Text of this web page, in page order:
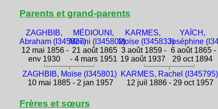
Parents et grand-parents
ZAGHBIB,
Abraham (I345827)
12 mai 1856 -
env 1930
MÉDIOUNI,
Mouni (I345802)
21 août 1865
- 4 mars 1951
KARMES,
Moïse (I345833)
3 août 1859 -
19 août 1937
YAÏCH,
Joséphine
6 août 1865 -
29 oct 1894
ZAGHBIB, Moïse (I345801)
10 mai 1885 - 2 jan 1957
KARMES, Rachel (I345795)
12 juil 1886 - 29 oct 1957
Frères et sœurs